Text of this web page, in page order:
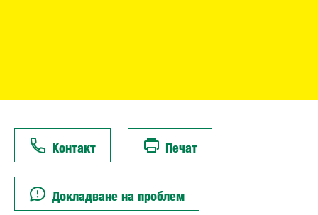
Контакт Печат
Докладване на проблем